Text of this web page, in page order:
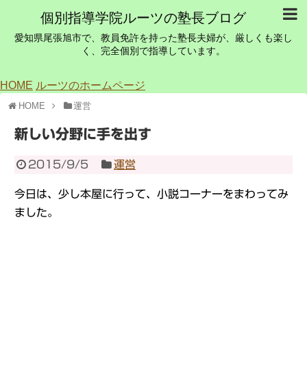
個別指導学院ルーツの塾長ブログ
愛知県尾張旭市で、教員免許を持った塾長夫婦が、厳しくも楽し
く、完全個別で指導しています。
HOME ルーツのホームページ
HOME 運営
新しい分野に手を出す
2015/9/5 運営
今日は、少し本屋に行って、小説コーナーをまわってみ
ました。